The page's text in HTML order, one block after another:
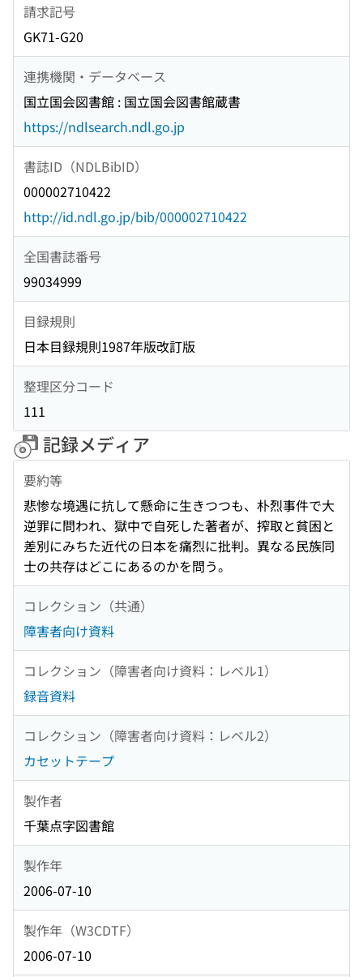
請求記号
GK71-G20
連携機関・データベース
国立国会図書館 : 国立国会図書館蔵書
https://ndlsearch.ndl.go.jp
書誌ID（NDLBibID）
000002710422
http://id.ndl.go.jp/bib/000002710422
全国書誌番号
99034999
目録規則
日本目録規則1987年版改訂版
整理区分コード
111
記録メディア
要約等
悲惨な境遇に抗して懸命に生きつつも、朴烈事件で大
逆罪に問われ、獄中で自死した著者が、搾取と貧困と
差別にみちた近代の日本を痛烈に批判。異なる民族同
士の共存はどこにあるのかを問う。
コレクション（共通）
障害者向け資料
コレクション（障害者向け資料：レベル1）
録音資料
コレクション（障害者向け資料：レベル2）
カセットテープ
製作者
千葉点字図書館
製作年
2006-07-10
製作年（W3CDTF）
2006-07-10